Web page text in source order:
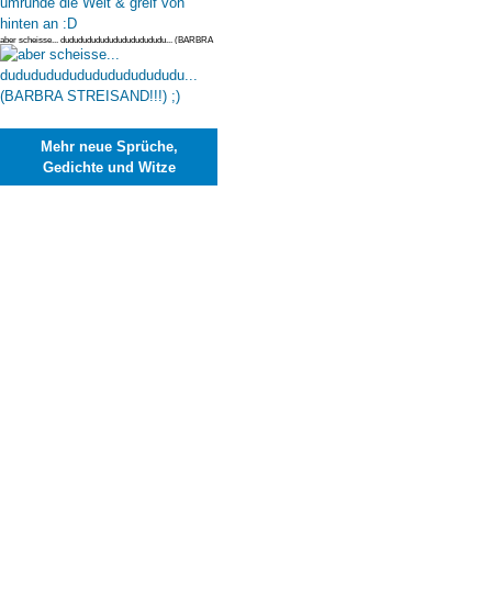
aber scheisse... dudududududududududududu... (BARBRA
STREISAND!!!) ;)
Mehr neue Sprüche,
Gedichte und Witze